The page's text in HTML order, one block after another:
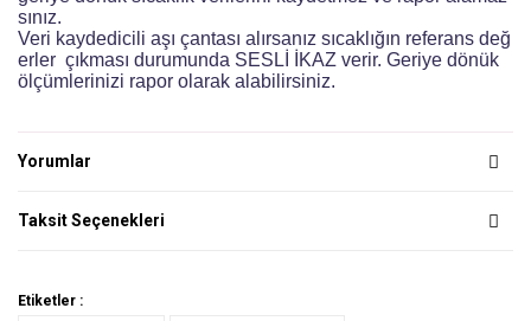
sınız.
Veri kaydedicili aşı çantası alırsanız sıcaklığın referans değ
erler çıkması durumunda SESLİ İKAZ verir. Geriye dönük
ölçümlerinizi rapor olarak alabilirsiniz.
Yorumlar
Taksit Seçenekleri
Etiketler :